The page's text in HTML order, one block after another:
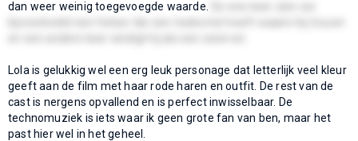
dan weer weinig toegevoegde waarde.
Lola is gelukkig wel een erg leuk personage dat letterlijk veel kleur
geeft aan de film met haar rode haren en outfit. De rest van de
cast is nergens opvallend en is perfect inwisselbaar. De
technomuziek is iets waar ik geen grote fan van ben, maar het
past hier wel in het geheel.